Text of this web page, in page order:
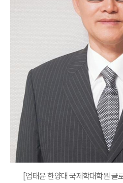
[엄태윤 한양대 국제학대학원 글